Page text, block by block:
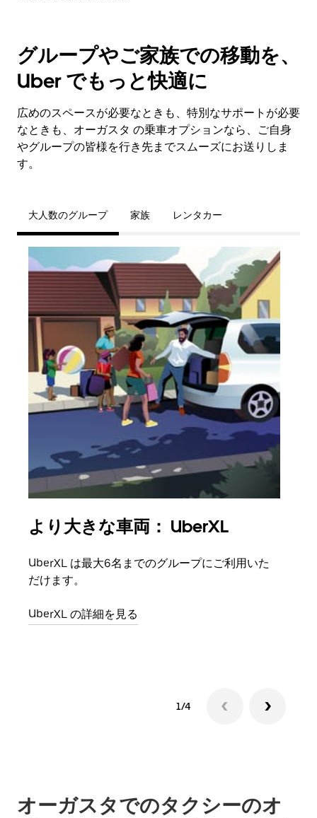
グループやご家族での移動を、
Uber でもっと快適に
広めのスペースが必要なときも、特別なサポートが必要
なときも、オーガスタ の乗車オプションなら、ご自身
やグループの皆様を行き先までスムーズにお送りしま
す。
大人数のグループ 家族 レンタカー
より大きな車両： UberXL
UberXL は最大6名までのグループにご利用いた
だけます。
UberXL の詳細を見る
1/4
オーガスタでのタクシーのオ